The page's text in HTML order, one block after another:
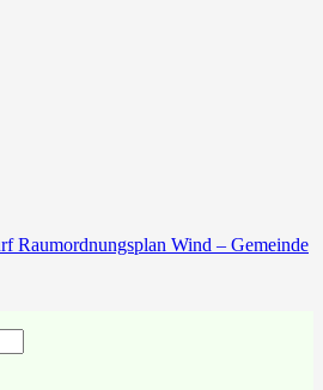
Raumordnungsplan Wind – Gemeinde